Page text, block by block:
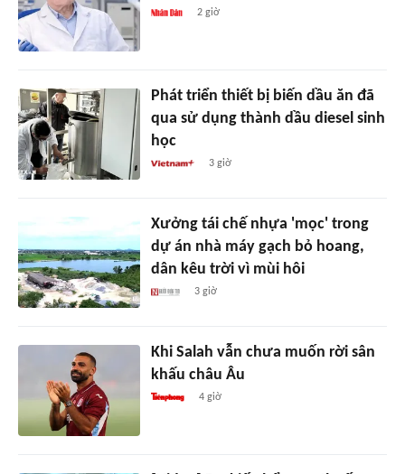
2 giờ
Phát triển thiết bị biến dầu ăn đã
qua sử dụng thành dầu diesel sinh
học
3 giờ
Xưởng tái chế nhựa 'mọc' trong
dự án nhà máy gạch bỏ hoang,
dân kêu trời vì mùi hôi
3 giờ
Khi Salah vẫn chưa muốn rời sân
khấu châu Âu
4 giờ